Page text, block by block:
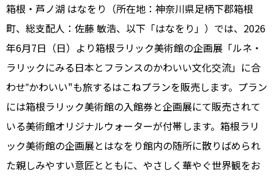
箱根・芦ノ湖 はなをり（所在地：神奈川県足柄下郡箱根
町、総支配人：佐藤 敏浩、以下「はなをり」）では、2026
年6月7日（日）より箱根ラリック美術館の企画展「ルネ・
ラリックにみる日本とフランスのかわいい文化交流」に合
わせ‟かわいい"も旅するはこねプランを販売します。プラン
には箱根ラリック美術館の入館券と企画展にて販売されて
いる美術館オリジナルウォーターが付帯します。箱根ラリ
ック美術館の企画展とはなをり館内の随所に散りばめられ
た親しみやすい意匠とともに、やさしく華やぐ世界観をお